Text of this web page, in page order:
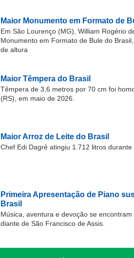
Maior Monumento em Formato de
Em São Lourenço (MG), William Rogério
Monumento em Formato de Bule do
de altura
Maior Têmpera do Brasil
Têmpera de 3,6 metros por 70 cm foi
(RS), em maio de 2026.
Maior Arroz de Leite do Brasil
Chef Edi Dagrê atingiu 1.712 litros
Primeira Apresentação de Piano
Brasil
Música, aventura e devoção se
diante de São Francisco de Assis.